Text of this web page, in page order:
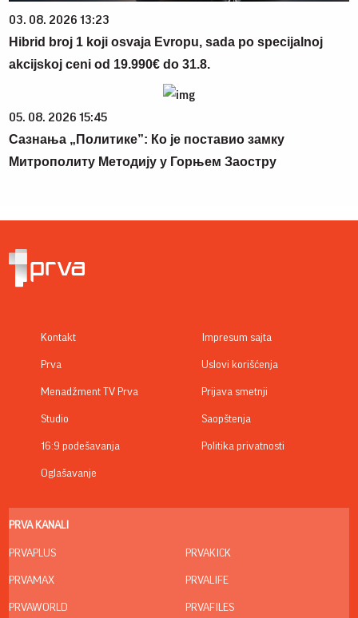
03. 08. 2026 13:23
Hibrid broj 1 koji osvaja Evropu, sada po specijalnoj
akcijskoj ceni od 19.990€ do 31.8.
05. 08. 2026 15:45
Сазнања „Политике”: Ко је поставио замку
Митрополиту Методију у Горњем Заостру
Kontakt
Prva
Menadžment TV Prva
Studio
16:9 podešavanja
Oglašavanje
Impresum sajta
Uslovi korišćenja
Prijava smetnji
Saopštenja
Politika privatnosti
PRVA KANALI
PRVAPLUS
PRVAMAX
PRVAWORLD
PRVAKICK
PRVALIFE
PRVAFILES